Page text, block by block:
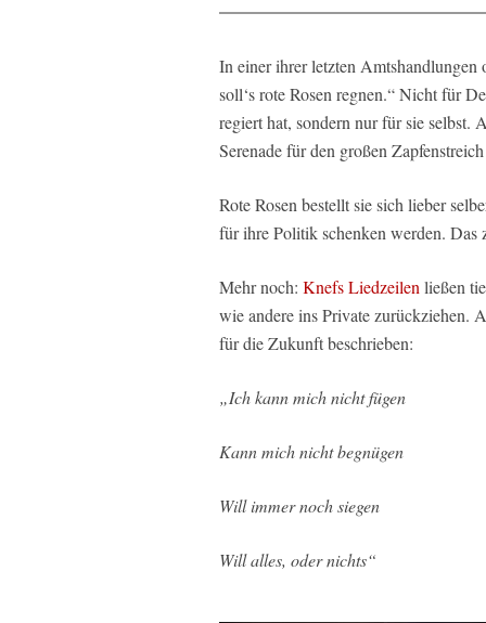
In einer ihrer letzten
soll‘s rote Rosen regnen.“ Nicht für
regiert hat, sondern nur für sie selbst.
Serenade für den großen
Rote Rosen bestellt sie sich lieber
für ihre Politik schenken werden.
Mehr noch: Knefs Liedzeilen ließen
wie andere ins Private zurückziehen.
für die Zukunft beschrieben:
„Ich kann mich nicht fügen
Kann mich nicht begnügen
Will immer noch siegen
Will alles, oder nichts“